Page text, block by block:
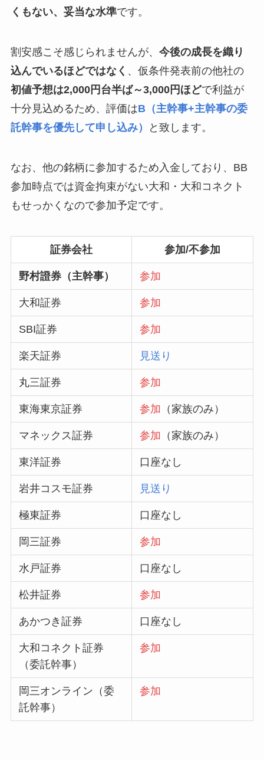
くもない、妥当な水準です。
割安感こそ感じられませんが、 今後の成長を織り
込んでいるほどではなく 、仮条件発表前の他社の
初値予想は2,000円台半ば～3,000円ほどで利益が
十分見込めるため、評価はB（主幹事+主幹事の委
託幹事を優先して申し込み）
と致します。
なお、他の銘柄に参加するため入金しており、BB
参加時点では資金拘束がない大和・大和コネクト
もせっかくなので参加予定です。
証券会社 参加/不参加
野村證券（主幹事） 参加
大和証券 参加
SBI証券 参加
楽天証券 見送り
丸三証券 参加
東海東京証券 参加 （家族のみ）
マネックス証券 参加 （家族のみ）
東洋証券 口座なし
岩井コスモ証券 見送り
極東証券 口座なし
岡三証券 参加
水戸証券 口座なし
松井証券 参加
あかつき証券 口座なし
大和コネクト証券
（委託幹事）
参加
岡三オンライン（委
託幹事）
参加